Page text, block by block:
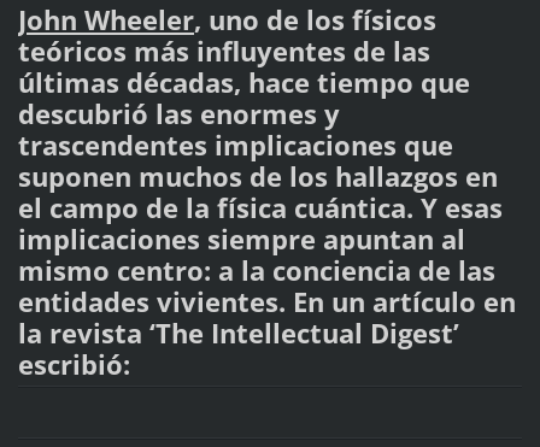
John Wheeler, uno de los físicos
teóricos más influyentes de las
últimas décadas, hace tiempo que
descubrió las enormes y
trascendentes implicaciones que
suponen muchos de los hallazgos en
el campo de la física cuántica. Y esas
implicaciones siempre apuntan al
mismo centro: a la conciencia de las
entidades vivientes. En un artículo en
la revista ‘The Intellectual Digest’
escribió: